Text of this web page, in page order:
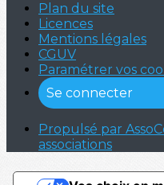
Plan du site
Licences
Mentions légales
CGUV
Paramétrer vos
Se connecter
Propulsé par
associations